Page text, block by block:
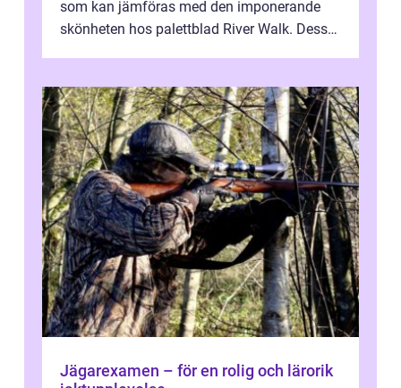
som kan jämföras med den imponerande
skönheten hos palettblad River Walk. Dess
Jägarexamen – för en rolig och lärorik